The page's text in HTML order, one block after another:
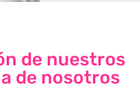
de nuestros
de nosotros